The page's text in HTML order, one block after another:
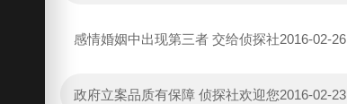
感情婚姻中出现第三者 交给侦探社2016-02-26
政府立案品质有保障 侦探社欢迎您2016-02-23